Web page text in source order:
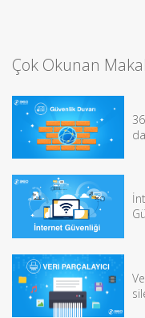
Çok Okunan